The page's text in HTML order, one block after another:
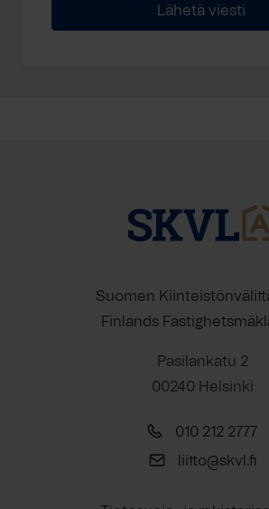
Suomen
Finlands
Pasilankatu 2
00240 Helsinki
010 212 2777
liitto@skvl.fi